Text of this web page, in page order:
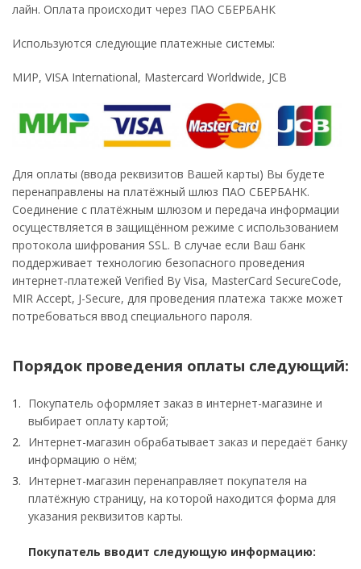
лайн. Оплата происходит через ПАО СБЕРБАНК
Используются следующие платежные системы:
МИР, VISA International, Mastercard Worldwide, JCB
Для оплаты (ввода реквизитов Вашей карты) Вы будете
перенаправлены на платёжный шлюз ПАО СБЕРБАНК.
Соединение с платёжным шлюзом и передача информации
осуществляется в защищённом режиме с использованием
протокола шифрования SSL. В случае если Ваш банк
поддерживает технологию безопасного проведения
интернет-платежей Verified By Visa, MasterCard SecureCode,
MIR Accept, J-Secure, для проведения платежа также может
потребоваться ввод специального пароля.
Порядок проведения оплаты следующий:
Покупатель оформляет заказ в интернет-магазине и
выбирает оплату картой;
Интернет-магазин обрабатывает заказ и передаёт банку
информацию о нём;
Интернет-магазин перенаправляет покупателя на
платёжную страницу, на которой находится форма для
указания реквизитов карты.
Покупатель вводит следующую информацию: